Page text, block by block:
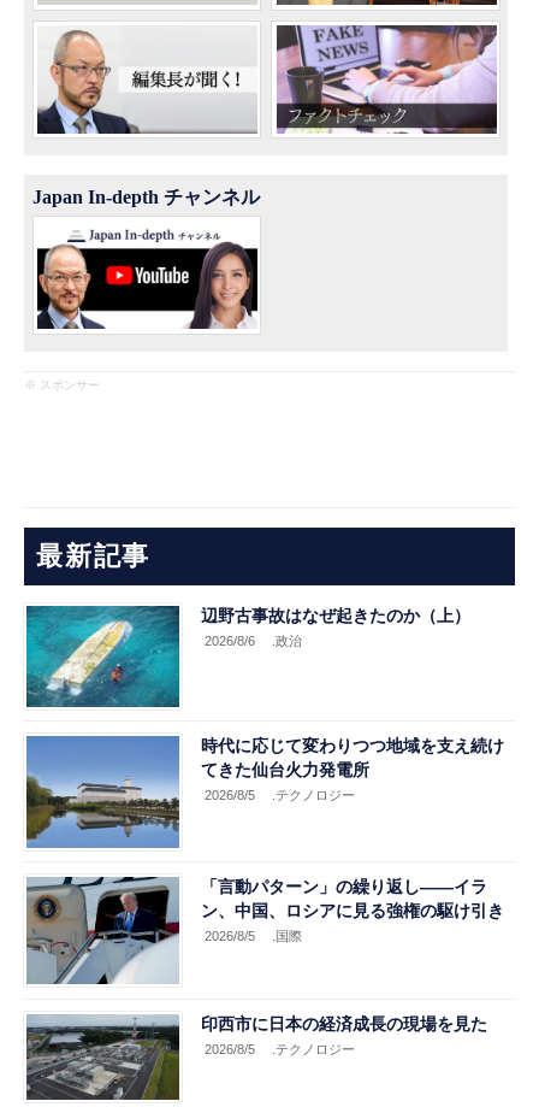
Japan In-depth チャンネル
※ スポンサー
最新記事
辺野古事故はなぜ起きたのか（上）
2026/8/6 .政治
時代に応じて変わりつつ地域を支え続け
てきた仙台火力発電所
2026/8/5 .テクノロジー
「言動パターン」の繰り返し――イラ
ン、中国、ロシアに見る強権の駆け引き
2026/8/5 .国際
印西市に日本の経済成長の現場を見た
2026/8/5 .テクノロジー